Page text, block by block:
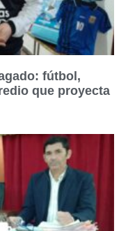
fútbol,
que proyecta